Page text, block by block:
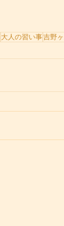
大人の習い事吉野